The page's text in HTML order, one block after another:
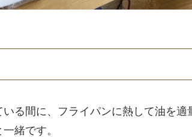
る間に、フライパンに熱して油を適
緒です。